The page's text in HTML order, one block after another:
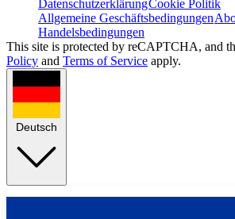
DatenschutzerklärungCookie Politik
Allgemeine Geschäftsbedingungen
Handelsbedingungen
This site is protected by reCAPTCHA, and
Policy and Terms of Service apply.
Deutsch